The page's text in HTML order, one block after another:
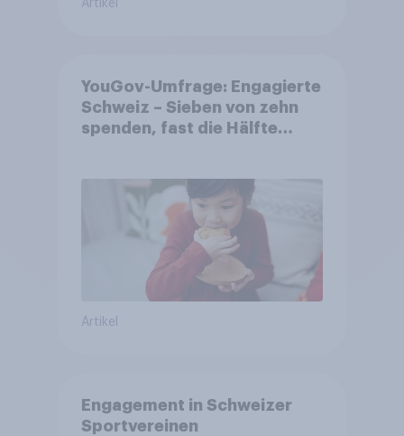
Artikel
YouGov-Umfrage: Engagierte
Schweiz – Sieben von zehn
spenden, fast die Hälfte
Artikel
Engagement in Schweizer
Sportvereinen